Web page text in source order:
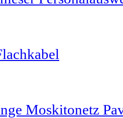
Moskitonetz